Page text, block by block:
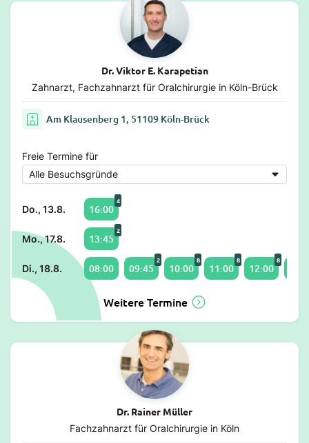
Dr. Viktor E. Karapetian
Zahnarzt, Fachzahnarzt für Oralchirurgie in Köln-Brück
Am Klausenberg 1, 51109 Köln-Brück
Freie Termine für
Do., 13.8. 16:00
4
Mo., 17.8. 13:45
2
Di., 18.8. 08:00 09:45
2
10:00
8
11:00
8
12:00
8
Weitere Termine
Dr. Rainer Müller
Fachzahnarzt für Oralchirurgie in Köln